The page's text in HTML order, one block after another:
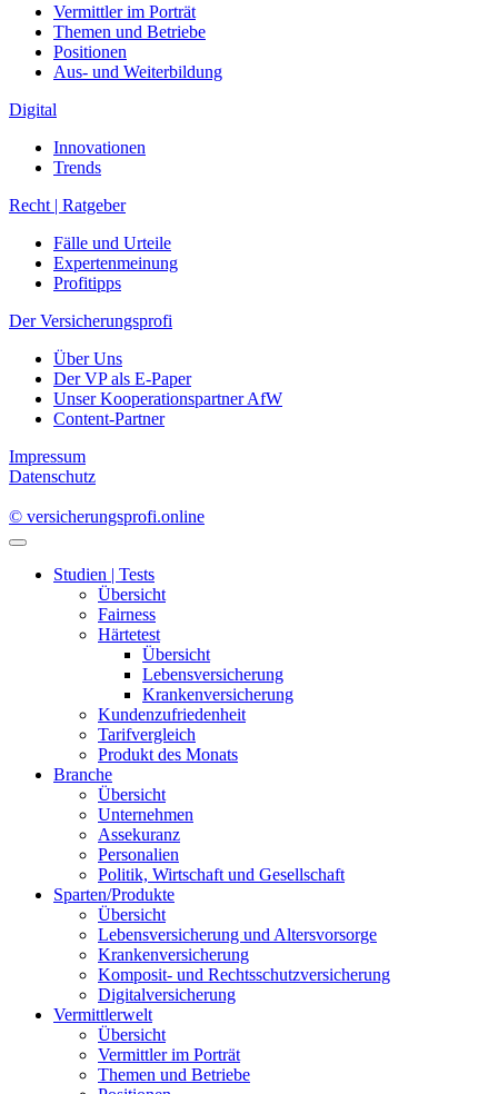
Vermittler im Porträt
Themen und Betriebe
Positionen
Aus- und Weiterbildung
Digital
Innovationen
Trends
Recht | Ratgeber
Fälle und Urteile
Expertenmeinung
Profitipps
Der Versicherungsprofi
Über Uns
Der VP als E-Paper
Unser Kooperationspartner AfW
Content-Partner
Impressum
Datenschutz
© versicherungsprofi.online
Studien | Tests
Übersicht
Fairness
Härtetest
Übersicht
Lebensversicherung
Krankenversicherung
Kundenzufriedenheit
Tarifvergleich
Produkt des Monats
Branche
Übersicht
Unternehmen
Assekuranz
Personalien
Politik, Wirtschaft und Gesellschaft
Sparten/Produkte
Übersicht
Lebensversicherung und Altersvorsorge
Krankenversicherung
Komposit- und Rechtsschutzversicherung
Digitalversicherung
Vermittlerwelt
Übersicht
Vermittler im Porträt
Themen und Betriebe